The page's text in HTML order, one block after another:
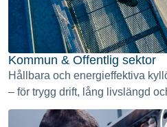
Kommun & Offentlig sektor
Hållbara och energieffektiva
– för trygg drift, lång livslängd